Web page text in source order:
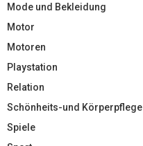
Mode und Bekleidung
Motor
Motoren
Playstation
Relation
Schönheits-und Körperpflege
Spiele